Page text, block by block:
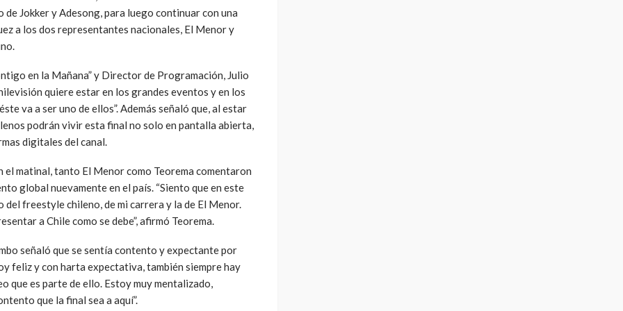
Jokker y Adesong, para luego continuar con una
a los dos representantes nacionales, El Menor y
en la Mañana” y Director de Programación, Julio
quiere estar en los grandes eventos y en los
va a ser uno de ellos”. Además señaló que, al estar
podrán vivir esta final no solo en pantalla abierta,
digitales del canal.
matinal, tanto El Menor como Teorema comentaron
global nuevamente en el país. “Siento que en este
del freestyle chileno, de mi carrera y la de El Menor.
a Chile como se debe”, afirmó Teorema.
señaló que se sentía contento y expectante por
feliz y con harta expectativa, también siempre hay
que es parte de ello. Estoy muy mentalizado,
que la final sea a aquí”.